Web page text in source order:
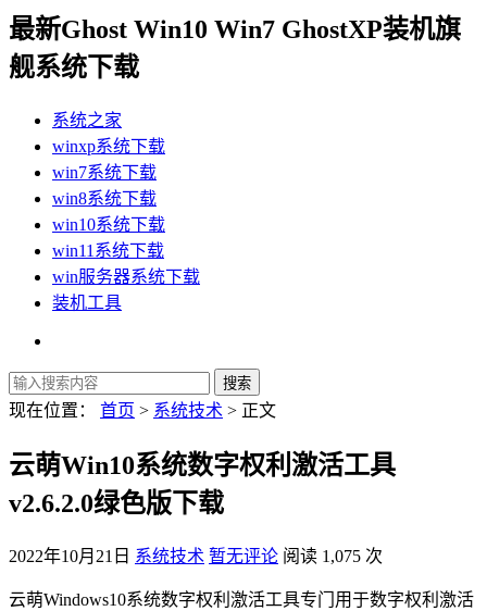
最新Ghost Win10 Win7 GhostXP装机旗
舰系统下载
系统之家
winxp系统下载
win7系统下载
win8系统下载
win10系统下载
win11系统下载
win服务器系统下载
装机工具
现在位置： 首页 > 系统技术 > 正文
云萌Win10系统数字权利激活工具
v2.6.2.0绿色版下载
2022年10月21日 系统技术 暂无评论 阅读 1,075 次
云萌Windows10系统数字权利激活工具专门用于数字权利激活